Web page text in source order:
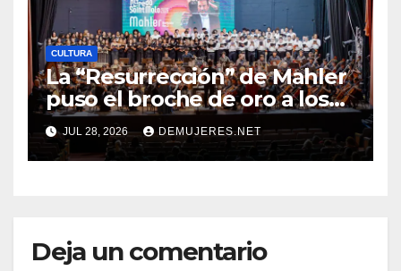
CULTURA
La “Resurrección” de Mahler
puso el broche de oro a los
20 años del Festival Alfredo
De Saint Malo
JUL 28, 2026 DEMUJERES.NET
Deja un comentario